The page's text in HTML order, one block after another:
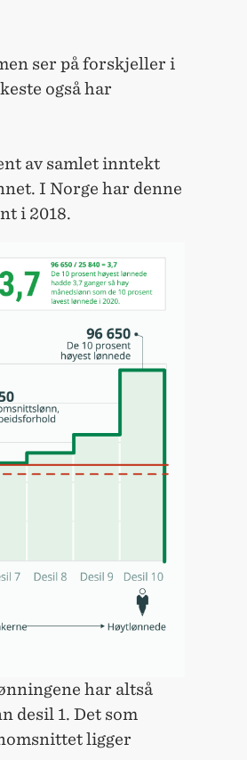
ser på forskjeller i
også har
av samlet inntekt
I Norge har denne
i 2018.
har altså
desil 1. Det som
ligger